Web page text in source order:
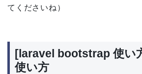
てくださいね）
[laravel bootstrap 使い
使い方